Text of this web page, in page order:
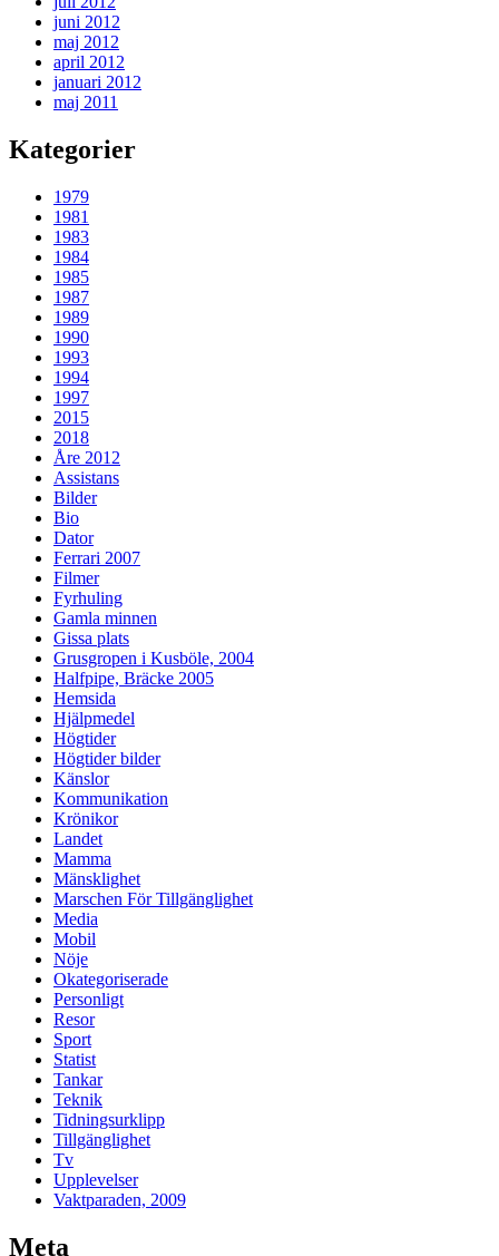
juni 2012
maj 2012
april 2012
januari 2012
maj 2011
Kategorier
1979
1981
1983
1984
1985
1987
1989
1990
1993
1994
1997
2015
2018
Åre 2012
Assistans
Bilder
Bio
Dator
Ferrari 2007
Filmer
Fyrhuling
Gamla minnen
Gissa plats
Grusgropen i Kusböle, 2004
Halfpipe, Bräcke 2005
Hemsida
Hjälpmedel
Högtider
Högtider bilder
Känslor
Kommunikation
Krönikor
Landet
Mamma
Mänsklighet
Marschen För Tillgänglighet
Media
Mobil
Nöje
Okategoriserade
Personligt
Resor
Sport
Statist
Tankar
Teknik
Tidningsurklipp
Tillgänglighet
Tv
Upplevelser
Vaktparaden, 2009
Meta